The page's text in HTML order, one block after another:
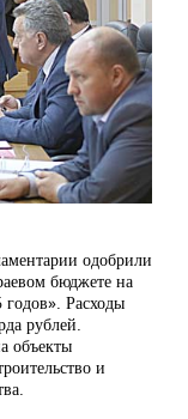
одобрили
бюджете на
Расходы
рублей.
объекты
и